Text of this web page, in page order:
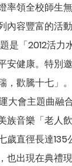
率領全校師生
內容豐富的活
是「2012活力
安健康。特別
，歡騰十七」
大會主題曲融
族音樂「老人
歲直徑長達135
也出現在典禮